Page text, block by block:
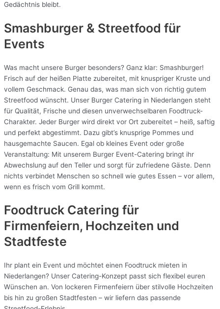
Gedächtnis bleibt.
Smashburger & Streetfood für
Events
Was macht unsere Burger besonders? Ganz klar: Smashburger!
Frisch auf der heißen Platte zubereitet, mit knuspriger Kruste und
vollem Geschmack. Genau das, was man sich von richtig gutem
Streetfood wünscht. Unser Burger Catering in Niederlangen steht
für Qualität, Frische und diesen unverwechselbaren Foodtruck-
Charakter. Jeder Burger wird direkt vor Ort zubereitet – heiß, saftig
und perfekt abgestimmt. Dazu gibt’s knusprige Pommes und
hausgemachte Saucen. Egal ob kleines Event oder große
Veranstaltung: Mit unserem Burger Event-Catering bringt ihr
Abwechslung auf den Teller und sorgt für zufriedene Gäste. Denn
nichts verbindet Menschen so schnell wie gutes Essen – vor allem,
wenn es frisch vom Grill kommt.
Foodtruck Catering für
Firmenfeiern, Hochzeiten und
Stadtfeste
Ihr plant ein Event und möchtet einen Foodtruck mieten in
Niederlangen? Unser Catering-Konzept passt sich flexibel euren
Wünschen an. Von lockeren Firmenfeiern über stilvolle Hochzeiten
bis hin zu großen Stadtfesten – wir liefern das passende